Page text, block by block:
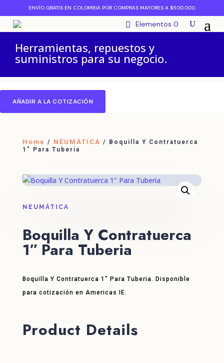
ENVÍO GRATIS EN COLOMBIA POR COMPRAS MAYORES A $500.000.
Elementos 0
Herramientas, repuestos y
suministros para su negocio.
AÑADIR A LA COTIZACIÓN
Home / NEUMÁTICA / Boquilla Y Contratuerca
1″ Para Tuberia
NEUMÁTICA
Boquilla Y Contratuerca
1″ Para Tuberia
Boquilla Y Contratuerca 1″ Para Tuberia. Disponible
para cotización en Americas IE.
Product Details